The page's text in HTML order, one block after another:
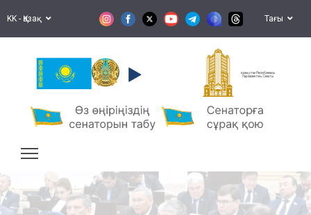
KK - Қазақ Тағы
Қазақстан Республикасы
Парламентінің Сенаты